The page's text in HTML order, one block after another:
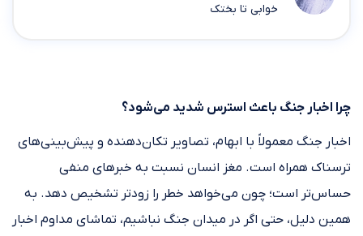
خوابی تا بختک
چرا اخبار جنگ باعث استرس شدید می‌شود؟
اخبار جنگ معمولاً با ابهام، تصاویر تکان‌دهنده و پیش‌بینی‌های
ترسناک همراه است. مغز انسان نسبت به خبرهای منفی
حساس‌تر است؛ چون می‌خواهد خطر را زودتر تشخیص دهد. به
همین دلیل، حتی اگر در میدان جنگ نباشیم، تماشای مداوم اخبار